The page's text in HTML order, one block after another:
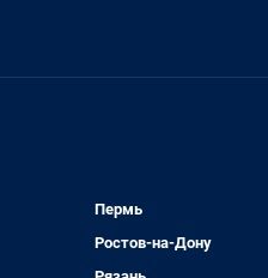
Пермь
Ростов-на-Дону